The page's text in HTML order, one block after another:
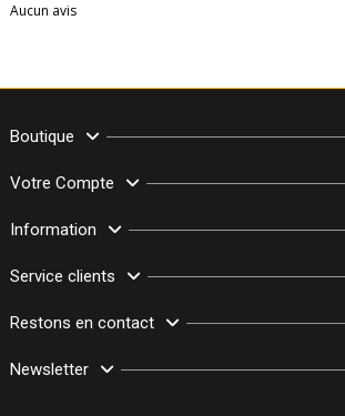
Aucun avis
Boutique
Votre Compte
Information
Service clients
Restons en contact
Newsletter